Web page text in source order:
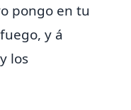
pongo en tu
y á
los